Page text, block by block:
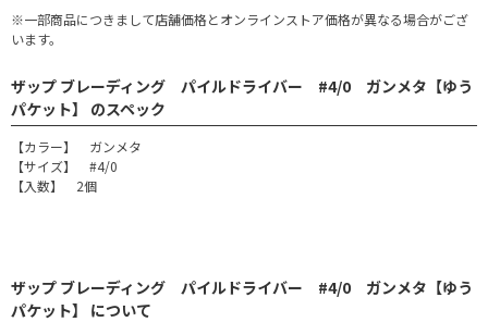
※一部商品につきまして店舗価格とオンラインストア価格が異なる場合がござ
います。
ザップ ブレーディング パイルドライバー #4/0 ガンメタ【ゆう
パケット】 のスペック
【カラー】 ガンメタ
【サイズ】 #4/0
【入数】 2個
ザップ ブレーディング パイルドライバー #4/0 ガンメタ【ゆう
パケット】 について